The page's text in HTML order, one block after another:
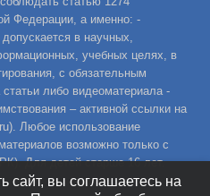
Федерации, а именно: -
в научных,
учебных целях, в
с обязательным
либо видеоматериала -
– активной ссылки на
Любое использование
возможно только с
Для детей старше 16 лет.
сайт, вы соглашаетесь на